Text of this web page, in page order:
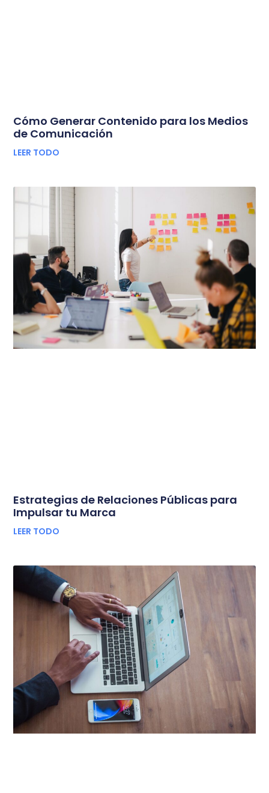
Cómo Generar Contenido para los Medios
de Comunicación
LEER TODO
Estrategias de Relaciones Públicas para
Impulsar tu Marca
LEER TODO